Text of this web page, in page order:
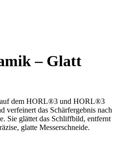
– Glatt
dem HORL®3 und HORL®3
verfeinert das Schärfergebnis nach
Sie glättet das Schliffbild, entfernt
glatte Messerschneide.